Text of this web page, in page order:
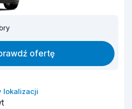
ofertę
lokalizacji